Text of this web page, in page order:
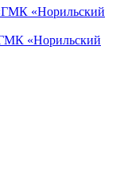
«Норильский
«Норильский